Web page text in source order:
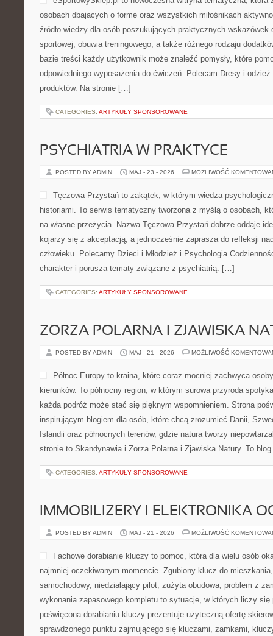
osobach dbających o formę oraz wszystkich miłośnikach
źródło wiedzy dla osób poszukujących praktycznych
sportowej, obuwia treningowego, a także różnego rodzaju
bazie treści każdy użytkownik może znaleźć pomysły, które
odpowiedniego wyposażenia do ćwiczeń. Polecam Dresy i
produktów. Na stronie […]
CATEGORIES: ARTYKUŁY SPONSOROWANE
PSYCHIATRIA W PRAKTYCE
POSTED BY ADMIN MAJ - 23 - 2026 MOŻLIWOŚĆ
Tęczowa Przystań to zakątek, w którym wiedza
historiami. To serwis tematyczny tworzona z myślą o osobach,
na własne przeżycia. Nazwa Tęczowa Przystań dobrze oddaje
kojarzy się z akceptacją, a jednocześnie zaprasza do refleksji
człowieku. Polecamy Dzieci i Młodzież i Psychologia
charakter i porusza tematy związane z psychiatrią. […]
CATEGORIES: ARTYKUŁY SPONSOROWANE
ZORZA POLARNA I ZJAWISKA
POSTED BY ADMIN MAJ - 21 - 2026 MOŻLIWOŚĆ
Północ Europy to kraina, które coraz mocniej zachwyca
kierunków. To północny region, w którym surowa przyroda
każda podróż może stać się pięknym wspomnieniem. Strona
inspirującym blogiem dla osób, które chcą zrozumieć Danii,
Islandii oraz północnych terenów, gdzie natura tworzy
stronie to Skandynawia i Zorza Polarna i Zjawiska Natury. To
CATEGORIES: ARTYKUŁY SPONSOROWANE
IMMOBILIZERY I ELEKTRONIKA
POSTED BY ADMIN MAJ - 21 - 2026 MOŻLIWOŚĆ
Fachowe dorabianie kluczy to pomoc, która dla wielu osób
najmniej oczekiwanym momencie. Zgubiony klucz do
samochodowy, niedziałający pilot, zużyta obudowa, problem z
wykonania zapasowego kompletu to sytuacje, w których liczy się
poświęcona dorabianiu kluczy prezentuje użyteczną ofertę
sprawdzonego punktu zajmującego się kluczami, zamkami,